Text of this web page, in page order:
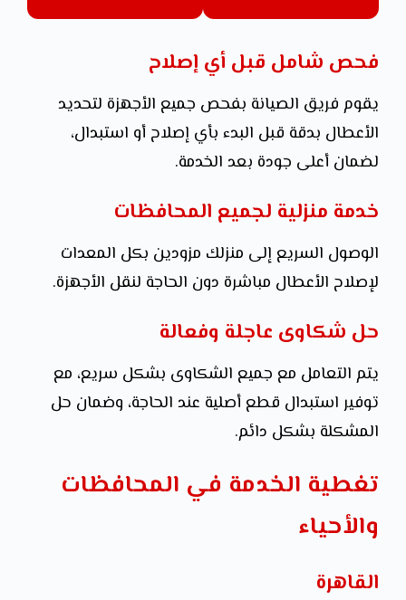
فحص شامل قبل أي إصلاح
يقوم فريق الصيانة بفحص جميع الأجهزة لتحديد
الأعطال بدقة قبل البدء بأي إصلاح أو استبدال،
لضمان أعلى جودة بعد الخدمة.
خدمة منزلية لجميع المحافظات
الوصول السريع إلى منزلك مزودين بكل المعدات
لإصلاح الأعطال مباشرة دون الحاجة لنقل الأجهزة.
حل شكاوى عاجلة وفعالة
يتم التعامل مع جميع الشكاوى بشكل سريع، مع
توفير استبدال قطع أصلية عند الحاجة، وضمان حل
المشكلة بشكل دائم.
تغطية الخدمة في المحافظات
والأحياء
القاهرة